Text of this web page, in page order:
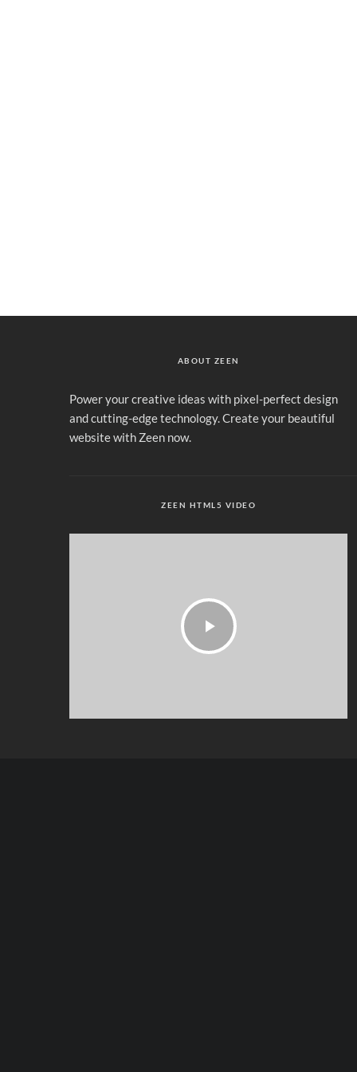
ABOUT ZEEN
Power your creative ideas with pixel-perfect design
and cutting-edge technology. Create your beautiful
website with Zeen now.
ZEEN HTML5 VIDEO